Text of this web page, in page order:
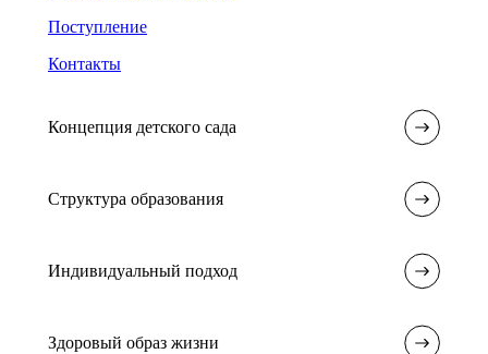
Поступление
Контакты
Концепция детского сада
Структура образования
Индивидуальный подход
Здоровый образ жизни